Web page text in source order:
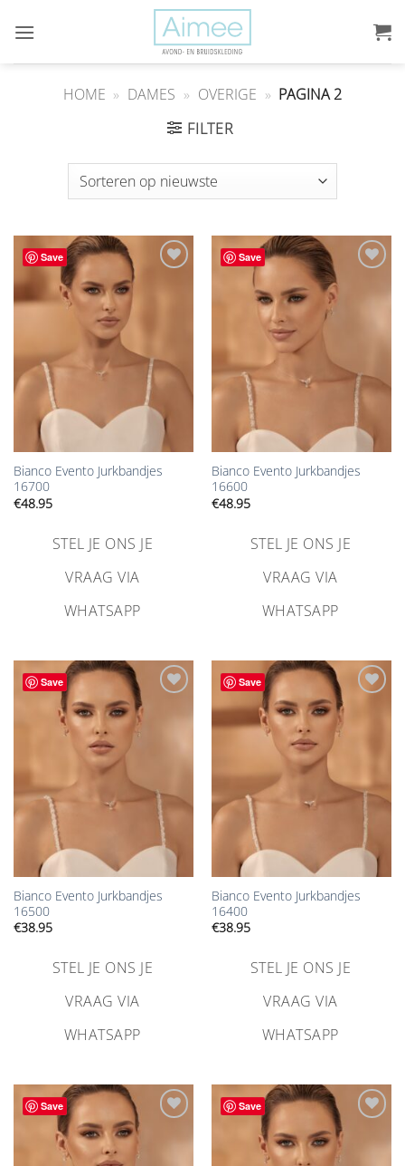
naar
HOME » DAMES » OVERIGE » PAGINA 2
FILTER
Save
toevoegen
Bianco Evento Jurkbandjes
16700
€48.95
STEL JE ONS JE
VRAAG VIA
WHATSAPP
Save
verlanglijst
toevoegen
Bianco Evento Jurkbandjes
16600
€48.95
STEL JE ONS JE
VRAAG VIA
WHATSAPP
Save
verlanglijst
toevoegen
Bianco Evento Jurkbandjes
16500
€38.95
STEL JE ONS JE
VRAAG VIA
WHATSAPP
Save
verlanglijst
toevoegen
Bianco Evento Jurkbandjes
16400
€38.95
STEL JE ONS JE
VRAAG VIA
WHATSAPP
Save
toevoegen
Save
verlanglijst
toevoegen